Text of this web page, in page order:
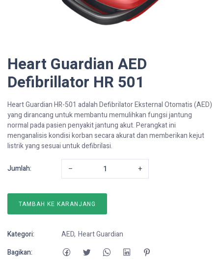
Heart Guardian AED
Defibrillator HR 501
Heart Guardian HR-501 adalah Defibrilator Eksternal Otomatis (AED)
yang dirancang untuk membantu memulihkan fungsi jantung
normal pada pasien penyakit jantung akut. Perangkat ini
menganalisis kondisi korban secara akurat dan memberikan kejut
listrik yang sesuai untuk defibrilasi.
Jumlah: – +
TAMBAH KE KARANJANG
Kategori: AED Heart Guardian
Bagikan: